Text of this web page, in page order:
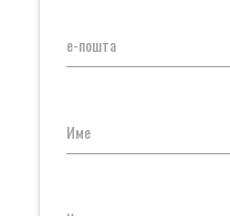
е-пошта
Име